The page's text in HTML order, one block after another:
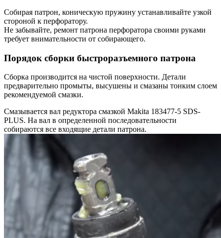
Собирая патрон, коническую пружину устанавливайте узкой
стороной к перфоратору.
Не забывайте, ремонт патрона перфоратора своими руками
требует внимательности от собирающего.
Порядок сборки быстроразъемного патрона
Сборка производится на чистой поверхности. Детали
предварительно промыты, высушены и смазаны тонким слоем
рекомендуемой смазки.
Смазывается вал редуктора смазкой Makita 183477-5 SDS-
PLUS. На вал в определенной последовательности
собираются все входящие детали патрона.